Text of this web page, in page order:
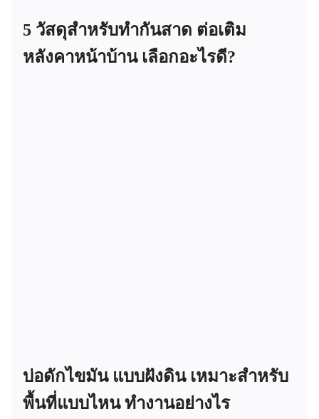
5 วัสดุสำหรับทำกันสาด ต่อเติม
หลังคาหน้าบ้าน เลือกอะไรดี?
บ่อดักไขมัน แบบฝังดิน เหมาะสำหรับ
พื้นที่แบบไหน ทำงานอย่างไร